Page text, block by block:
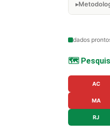
dados
🗺️
AC
MA
RJ